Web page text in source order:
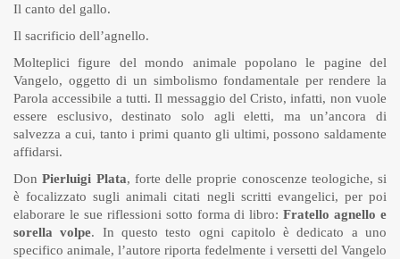
Il canto del gallo.
Il sacrificio dell’agnello.
Molteplici figure del mondo animale popolano le pagine del
Vangelo, oggetto di un simbolismo fondamentale per rendere la
Parola accessibile a tutti. Il messaggio del Cristo, infatti, non vuole
essere esclusivo, destinato solo agli eletti, ma un’ancora di
salvezza a cui, tanto i primi quanto gli ultimi, possono saldamente
affidarsi.
DonPierluigi Plata, forte delle proprie conoscenze teologiche, si
è focalizzato sugli animali citati negli scritti evangelici, per poi
elaborare le sue riflessioni sotto forma di libro:Fratello agnello e
sorella volpe. In questo testo ogni capitolo è dedicato a uno
specifico animale, l’autore riporta fedelmente i versetti del Vangelo